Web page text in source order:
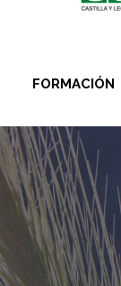
FORMACIÓN